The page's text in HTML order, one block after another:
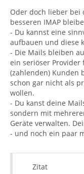
Oder doch lieber bei
besseren IMAP
- Du kannst eine
aufbauen und diese
- Die Mails bleiben
ein seriöser
(zahlenden) Kunden
schon gar nicht als
wollen.
- Du kanst deine
sondern mit
Geräte verwalten.
- und noch ein paar
Zitat